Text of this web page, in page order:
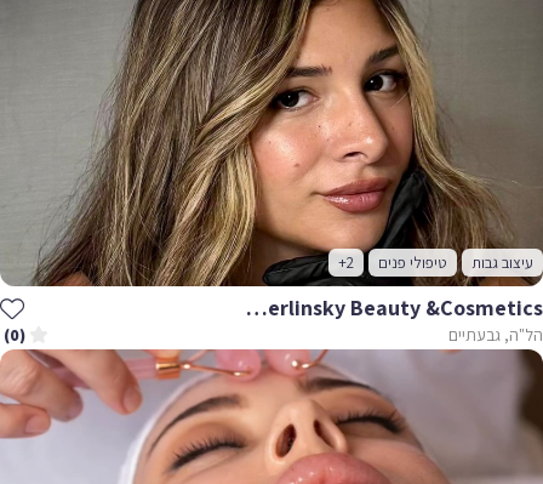
עיצוב גבות טיפולי פנים +2
Annael Berlinsky Beauty &cosmetics
הל"ה, גבעתיים (0)